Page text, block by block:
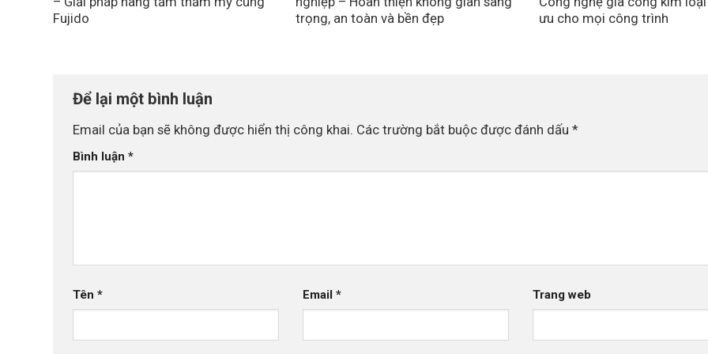
Fujido
trọng, an toàn và bền đẹp
ưu cho mọi công trình
Để lại một bình luận
Email của bạn sẽ không được hiển thị công khai. Các trường bắt buộc được đánh dấu *
Bình luận *
Tên * Email * Trang web